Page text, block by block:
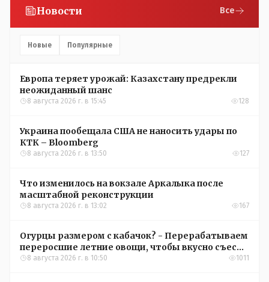
Новости Все
Новые Популярные
Европа теряет урожай: Казахстану предрекли
неожиданный шанс
8 августа 2026 г. в 15:45 128
Украина пообещала США не наносить удары по
КТК – Bloomberg
8 августа 2026 г. в 13:50 127
Что изменилось на вокзале Аркалыка после
масштабной реконструкции
8 августа 2026 г. в 13:02 167
Огурцы размером с кабачок? - Перерабатываем
переросшие летние овощи, чтобы вкусно съесть
зимой
8 августа 2026 г. в 10:50 1011